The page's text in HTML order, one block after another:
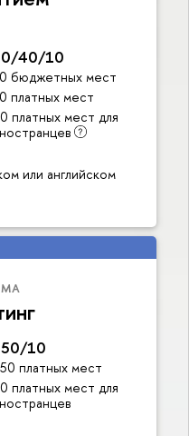
40/10
бюджетных мест
платных мест
платных мест для
или английском
10
платных мест
платных мест для